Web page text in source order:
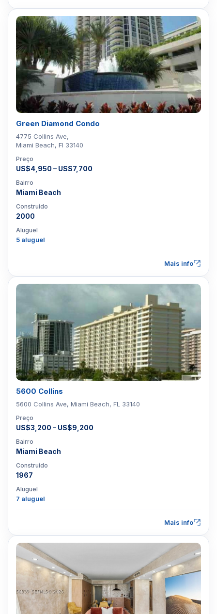
Green Diamond Condo
4775 Collins Ave,
Miami Beach, Fl 33140
Preço
US$4,950 – US$7,700
Bairro
Miami Beach
Construído
2000
Aluguel
5 aluguel
Mais info
5600 Collins
5600 Collins Ave, Miami Beach, FL 33140
Preço
US$3,200 – US$9,200
Bairro
Miami Beach
Construído
1967
Aluguel
7 aluguel
Mais info